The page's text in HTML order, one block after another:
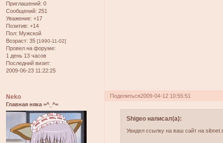
Приглашений: 0
Сообщений: 251
Уважение: +17
Позитив: +14
Пол: Мужской
Возраст: 35 [1990-11-02]
Провел на форуме:
1 день 13 часов
Последний визит:
2009-06-23 11:22:25
Поделиться2009-04-12 10:55:51
Neko
Главная няка =^_^=
Shigeo написал(а):
Увидел ссылку на ваш сайт на